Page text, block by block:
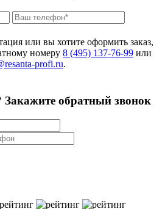
или вы хотите оформить заказ,
номеру 8 (495) 137‑76‑99 или
.
Закажите обратный звонок